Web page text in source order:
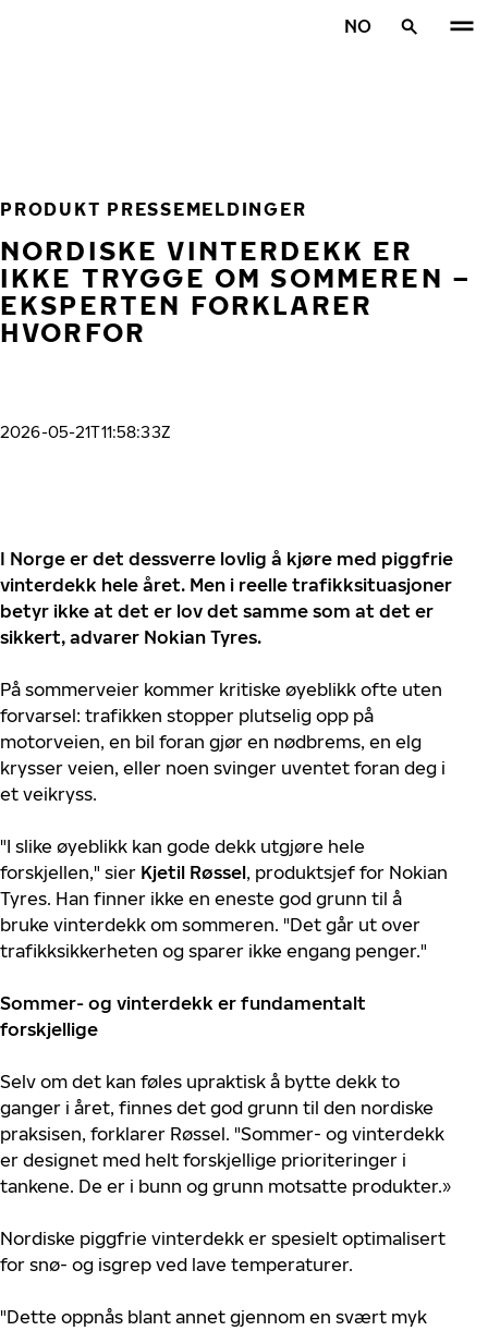
NO
PRODUKT PRESSEMELDINGER
NORDISKE VINTERDEKK ER
IKKE TRYGGE OM SOMMEREN –
EKSPERTEN FORKLARER
HVORFOR
2026-05-21T11:58:33Z
I Norge er det dessverre lovlig å kjøre med piggfrie
vinterdekk hele året. Men i reelle trafikksituasjoner
betyr ikke at det er lov det samme som at det er
sikkert, advarer Nokian Tyres.
På sommerveier kommer kritiske øyeblikk ofte uten
forvarsel: trafikken stopper plutselig opp på
motorveien, en bil foran gjør en nødbrems, en elg
krysser veien, eller noen svinger uventet foran deg i
et veikryss.
"I slike øyeblikk kan gode dekk utgjøre hele
forskjellen," sier Kjetil Røssel, produktsjef for Nokian
Tyres. Han finner ikke en eneste god grunn til å
bruke vinterdekk om sommeren. "Det går ut over
trafikksikkerheten og sparer ikke engang penger."
Sommer- og vinterdekk er fundamentalt
forskjellige
Selv om det kan føles upraktisk å bytte dekk to
ganger i året, finnes det god grunn til den nordiske
praksisen, forklarer Røssel. "Sommer- og vinterdekk
er designet med helt forskjellige prioriteringer i
tankene. De er i bunn og grunn motsatte produkter.»
Nordiske piggfrie vinterdekk er spesielt optimalisert
for snø- og isgrep ved lave temperaturer.
"Dette oppnås blant annet gjennom en svært myk